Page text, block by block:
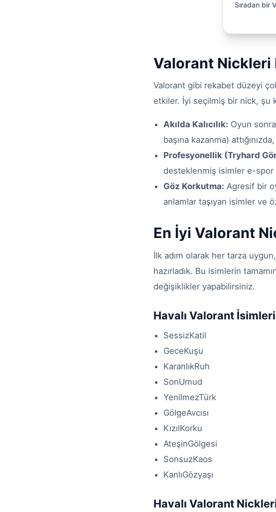
Sıradan bir
Valorant Nickleri
Valorant gibi rekabet düzeyi
etkiler. İyi seçilmiş bir nick, şu
Akılda Kalıcılık: Oyun
başına kazanma)
Profesyonellik (Tryhard
desteklenmiş isimler e-spor
Göz Korkutma: Agresif bir
anlamlar taşıyan isimler ve
En İyi Valorant
İlk adım olarak her tarza
hazırladık. Bu isimlerin
değişiklikler yapabilirsiniz.
Havalı Valorant
SessizKatil
GeceKuşu
KaranlıkRuh
SonUmud
YenilmezTürk
GölgeAvcısı
KızılKorku
AteşinGölgesi
SonsuzKaos
KanlıGözyaşı
Havalı Valorant